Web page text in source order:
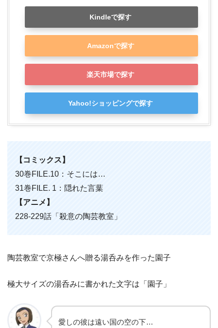
Kindleで探す
Amazonで探す
楽天市場で探す
Yahoo!ショッピングで探す
【コミックス】
30巻FILE.10：そこには…
31巻FILE. 1：隠れた言葉
【アニメ】
228-229話「殺意の陶芸教室」
陶芸教室で京極さんへ贈る湯呑みを作った園子
極大サイズの湯呑みに書かれた文字は「園子」
愛しの彼は遠い国の空の下…